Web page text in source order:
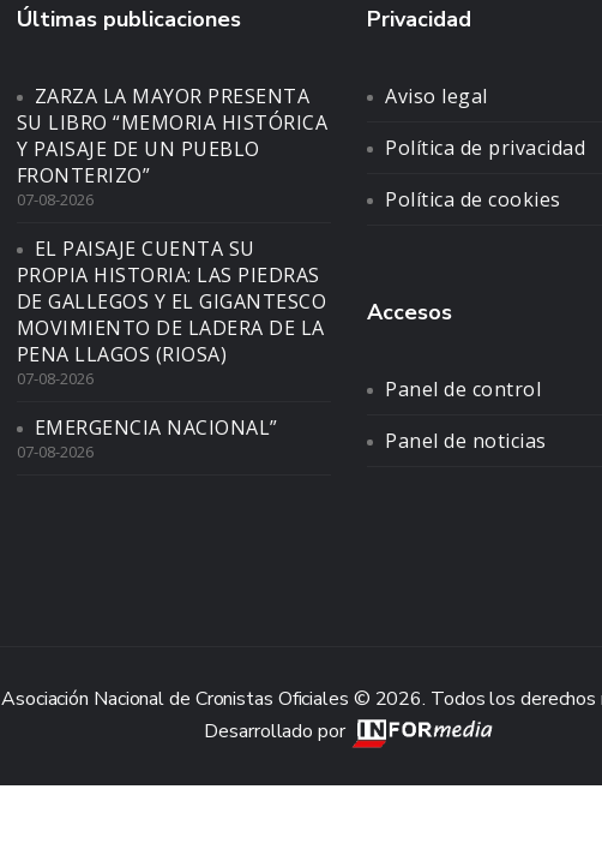
Últimas publicaciones
ZARZA LA MAYOR PRESENTA
SU LIBRO “MEMORIA HISTÓRICA
Y PAISAJE DE UN PUEBLO
FRONTERIZO”
07-08-2026
EL PAISAJE CUENTA SU
PROPIA HISTORIA: LAS PIEDRAS
DE GALLEGOS Y EL GIGANTESCO
MOVIMIENTO DE LADERA DE LA
PENA LLAGOS (RIOSA)
07-08-2026
EMERGENCIA NACIONAL”
07-08-2026
Privacidad
Aviso legal
Política de privacidad
Política de cookies
Accesos
Panel de control
Panel de noticias
Asociación Nacional de Cronistas Oficiales © 2026. Todos los derechos
Desarrollado por